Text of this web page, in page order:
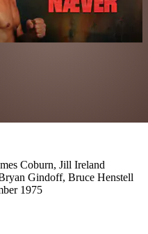
Coburn, Jill Ireland
Gindoff, Bruce Henstell
1975